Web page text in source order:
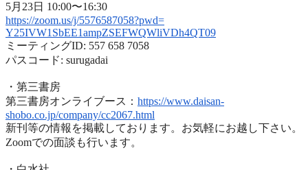
5月23日 10:00〜16:30
https://zoom.us/j/5576587058?pwd=
Y25IVW1SbEE1ampZSEFWQWliVDh4QT09
ミーティングID: 557 658 7058
パスコード: surugadai
・第三書房
第三書房オンライブース： https://www.daisan-
shobo.co.jp/company/cc2067.html
新刊等の情報を掲載しております。お気軽にお越し下さい。
Zoomでの面談も行います。